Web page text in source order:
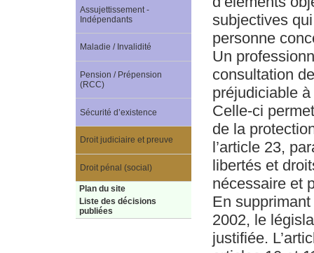
subjectives
personne
Un
consultation
préjudiciable
Celle-ci
de la
l’article 23,
libertés et
nécessaire et
En
2002, le
justifiée.
Assujettissement -
Indépendants
Maladie / Invalidité
Pension / Prépension
(RCC)
Sécurité d’existence
Droit judiciaire et preuve
Droit pénal (social)
Plan du site
Liste des décisions
publiées